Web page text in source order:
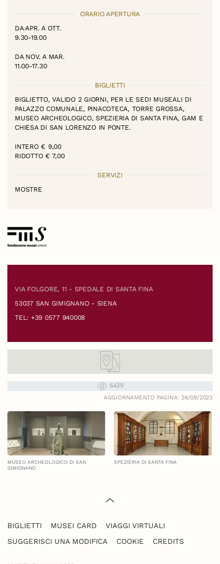
ORARIO APERTURA
DA APR. A OTT.
9.30-19.00
DA NOV. A MAR.
11.00-17.30
BIGLIETTI
BIGLIETTO, VALIDO 2 GIORNI, PER LE SEDI MUSEALI DI
PALAZZO COMUNALE, PINACOTECA, TORRE GROSSA,
MUSEO ARCHEOLOGICO, SPEZIERIA DI SANTA FINA, GAM E
CHIESA DI SAN LORENZO IN PONTE.
INTERO € 9,00
RIDOTTO € 7,00
SERVIZI
MOSTRE
VIA FOLGORE, 11 - SPEDALE DI SANTA FINA
53037 SAN GIMIGNANO - SIENA
TEL: +39 0577 940008
6439
AGGIORNAMENTO PAGINA: 26/09/2023
MUSEO ARCHEOLOGICO DI SAN
GIMIGNANO
SPEZIERIA DI SANTA FINA
BIGLIETTI MUSEI CARD
VIAGGI VIRTUALI
SUGGERISCI UNA MODIFICA
COOKIE CREDITS